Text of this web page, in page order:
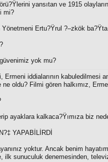
yansıtan ve 1915
mi?
Yönetmeni Ertu?Ÿrul ?–zkök
yok mu?
Ermeni iddialarının kabuledilmesi
ne oldu? Filmi gören halkımız,
ayaklara kalkaca?Ÿımıza biz
YAPABİLİRDİ
yoktur. Ancak benim
ilk sunuculuk denemesinden,